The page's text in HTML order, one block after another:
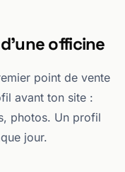
officine
point de vente
avant ton site :
photos. Un profil
jour.